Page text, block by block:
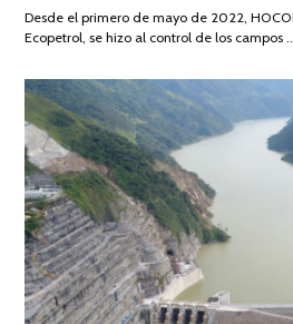
2026
Desde el primero de mayo de 2022,
Ecopetrol, se hizo al control de los campos